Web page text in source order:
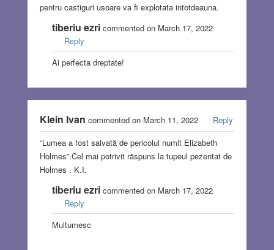
pentru castiguri usoare va fi explotata intotdeauna.
tiberiu ezricommented on March 17, 2022
Reply
Ai perfecta dreptate!
Klein Ivan commented on March 11, 2022
Reply
“Lumea a fost salvată de pericolul numit Elizabeth
Holmes”.Cel mai potrivit răspuns la tupeul pezentat de
Holmes . K.I.
tiberiu ezricommented on March 17, 2022
Reply
Multumesc